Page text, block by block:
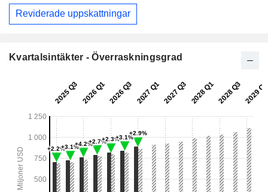
Reviderade uppskattningar
Kvartalsintäkter - Överraskningsgrad